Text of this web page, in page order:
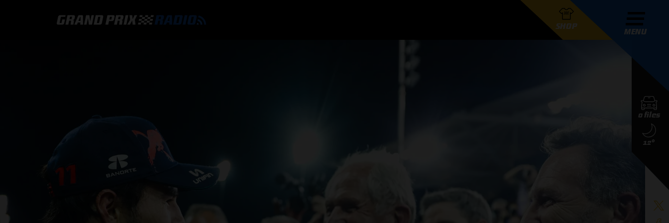
SHOP
MENU
0 files
12°
ONLINE RADIO LUISTEREN
GRAND PRIX RADIO APP
PROGRAMMERING
COMMENTATOREN F1 COUREURS KAMPIOENSCHAP